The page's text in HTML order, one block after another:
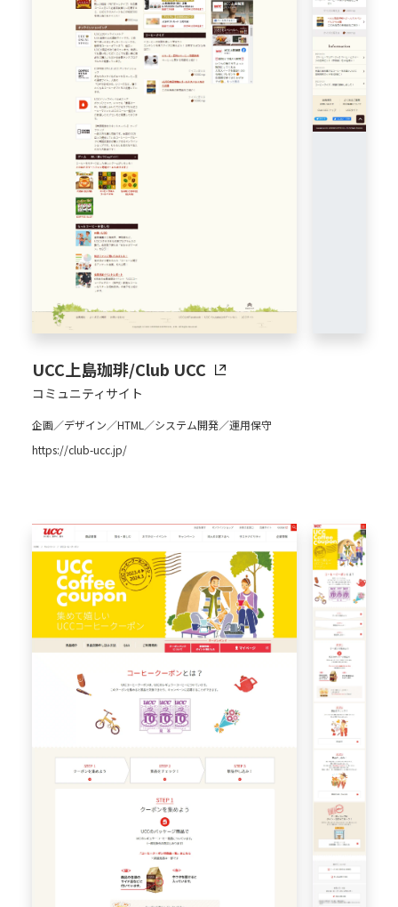
UCC上島珈琲/Club UCC
コミュニティサイト
企画／デザイン／HTML／システム開発／運用保守
https://club-ucc.jp/